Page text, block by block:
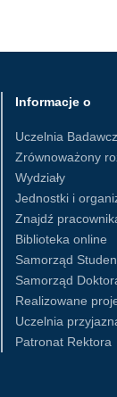
Informacje o
Uczelnia
Zrównoważony
Wydziały
Jednostki i
Znajdź
Biblioteka online
Samorząd
Samorząd
Realizowane
Uczelnia
Patronat Rektora